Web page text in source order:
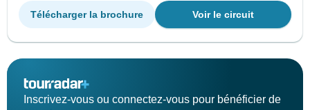
Voir le circuit
Télécharger la brochure
Inscrivez-vous ou connectez-vous pour bénéficier de